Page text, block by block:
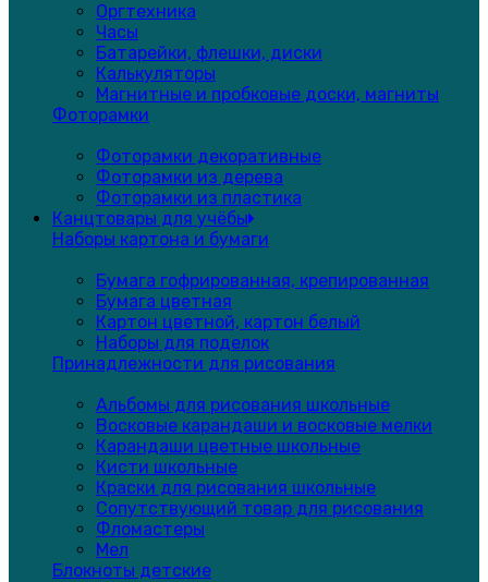
Оргтехника
Часы
Батарейки, флешки, диски
Калькуляторы
Магнитные и пробковые доски, магниты
Фоторамки
Фоторамки декоративные
Фоторамки из дерева
Фоторамки из пластика
Канцтовары для учёбы
Наборы картона и бумаги
Бумага гофрированная, крепированная
Бумага цветная
Картон цветной, картон белый
Наборы для поделок
Принадлежности для рисования
Альбомы для рисования школьные
Восковые карандаши и восковые мелки
Карандаши цветные школьные
Кисти школьные
Краски для рисования школьные
Сопутствующий товар для рисования
Фломастеры
Мел
Блокноты детские